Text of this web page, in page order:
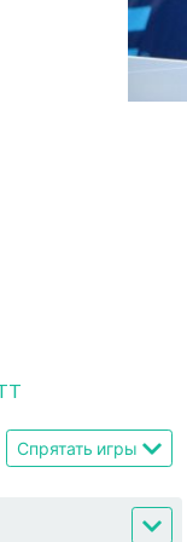
Спрятать игры